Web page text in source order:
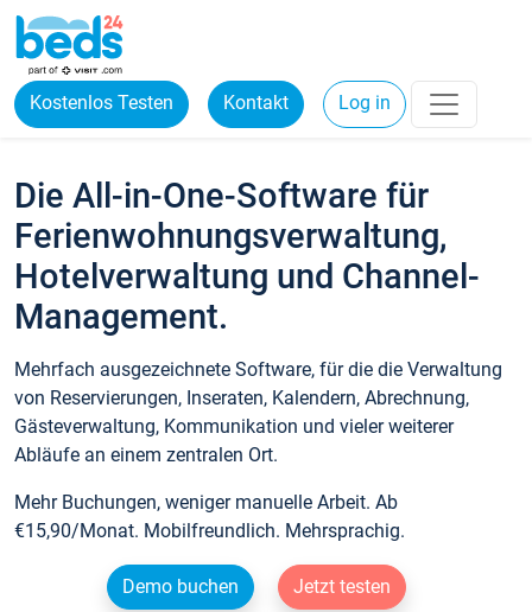
Kostenlos Testen Kontakt Log in
Die All-in-One-Software für
Ferienwohnungsverwaltung,
Hotelverwaltung und Channel-
Management.
Mehrfach ausgezeichnete Software, für die die Verwaltung
von Reservierungen, Inseraten, Kalendern, Abrechnung,
Gästeverwaltung, Kommunikation und vieler weiterer
Abläufe an einem zentralen Ort.
Mehr Buchungen, weniger manuelle Arbeit. Ab
€15,90/Monat. Mobilfreundlich. Mehrsprachig.
Demo buchen
Jetzt testen